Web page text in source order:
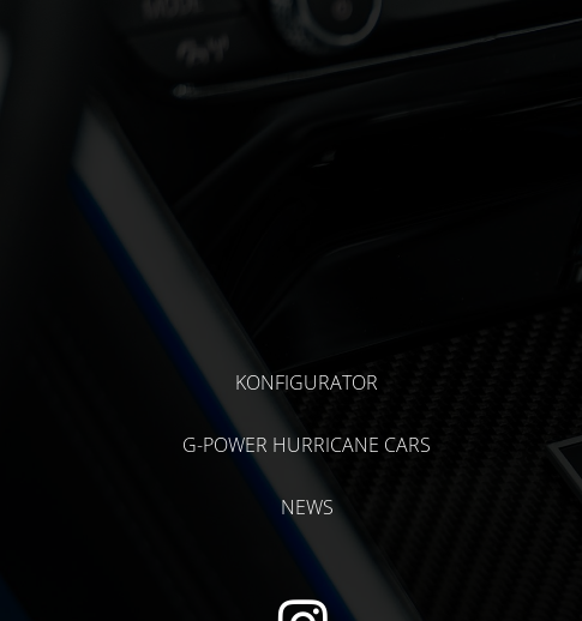
KONFIGURATOR
G-POWER HURRICANE CARS
NEWS